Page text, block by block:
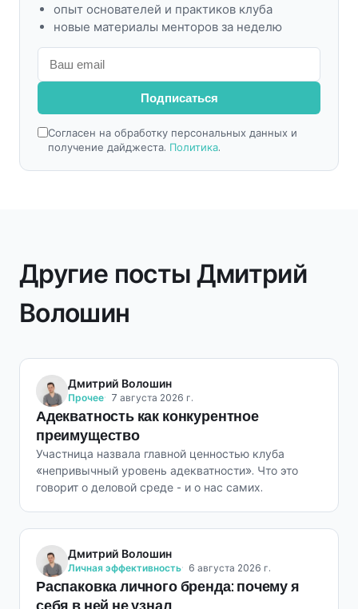
опыт основателей и практиков клуба
новые материалы менторов за неделю
Подписаться
Согласен на обработку персональных данных и
получение дайджеста. Политика.
Другие посты Дмитрий
Волошин
Дмитрий Волошин
Прочее 7 августа 2026 г.
Адекватность как конкурентное
преимущество
Участница назвала главной ценностью клуба
«непривычный уровень адекватности». Что это
говорит о деловой среде - и о нас самих.
Дмитрий Волошин
Личная эффективность 6 августа 2026 г.
Распаковка личного бренда: почему я
себя в ней не узнал